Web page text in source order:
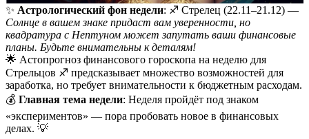
✨ Астрологический фон недели: ♐️ Стрелец (22.11–21.12) —
Солнце в вашем знаке придаст вам уверенности, но
квадратура с Нептуном может запутать ваши финансовые
планы. Будьте внимательны к деталям!
🌟 Астопрогноз финансового гороскопа на неделю для
Стрельцов ♐️ предсказывает множество возможностей для
заработка, но требует внимательности к бюджетным расходам.
💰 Главная тема недели: Неделя пройдёт под знаком
«экспериментов» — пора пробовать новое в финансовых
делах. 💡